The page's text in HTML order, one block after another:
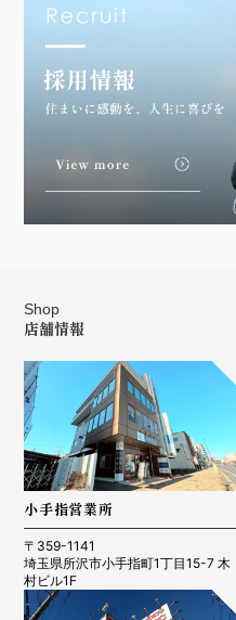
Shop
店舗情報
小手指営業所
〒359-1141
埼玉県所沢市小手指町1丁目15-7 木
村ビル1F